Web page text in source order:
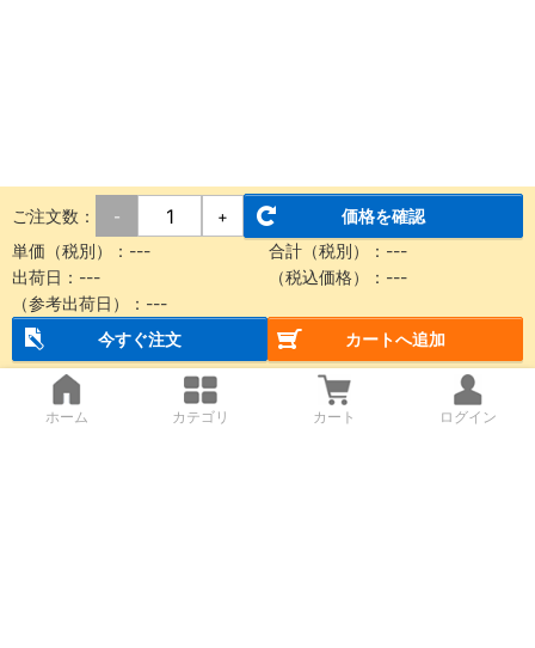
ご注文数： - +
価格を確認
単価（税別）： --- 合計（税別）： ---
出荷日： --- （税込価格）： ---
（参考出荷日）： ---
今すぐ注文
カートへ追加
ホーム カテゴリ カート ログイン